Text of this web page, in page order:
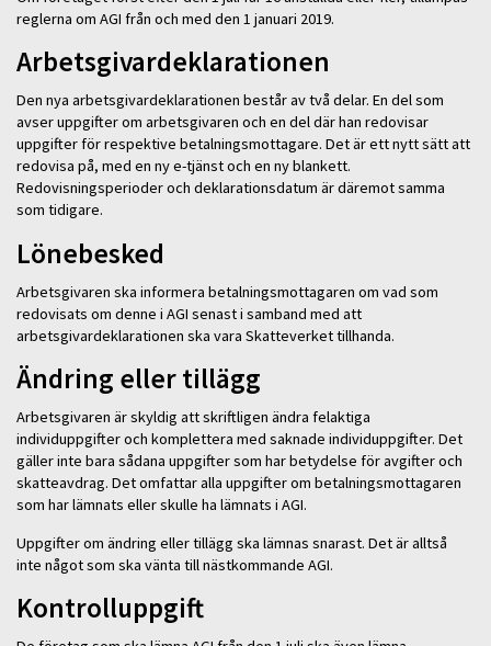
reglerna om AGI från och med den 1 januari 2019.
Arbetsgivardeklarationen
Den nya arbetsgivardeklarationen består av två delar. En del som
avser uppgifter om arbetsgivaren och en del där han redovisar
uppgifter för respektive betalningsmottagare. Det är ett nytt sätt att
redovisa på, med en ny e-tjänst och en ny blankett.
Redovisningsperioder och deklarationsdatum är däremot samma
som tidigare.
Lönebesked
Arbetsgivaren ska informera betalningsmottagaren om vad som
redovisats om denne i AGI senast i samband med att
arbetsgivardeklarationen ska vara Skatteverket tillhanda.
Ändring eller tillägg
Arbetsgivaren är skyldig att skriftligen ändra felaktiga
individuppgifter och komplettera med saknade individuppgifter. Det
gäller inte bara sådana uppgifter som har betydelse för avgifter och
skatteavdrag. Det omfattar alla uppgifter om betalningsmottagaren
som har lämnats eller skulle ha lämnats i AGI.
Uppgifter om ändring eller tillägg ska lämnas snarast. Det är alltså
inte något som ska vänta till nästkommande AGI.
Kontrolluppgift